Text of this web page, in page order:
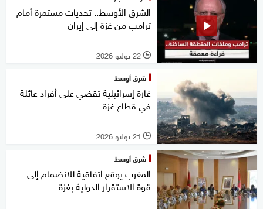
الشرق الأوسط.. تحديات مستمرة أمام
ترامب من غزة إلى إيران
l 22 يوليو 2026
شرق أوسط
غارة إسرائيلية تقضي على أفراد عائلة
في قطاع غزة
l 21 يوليو 2026
شرق أوسط
المغرب يوقع اتفاقية للانضمام إلى
قوة الاستقرار الدولية بغزة